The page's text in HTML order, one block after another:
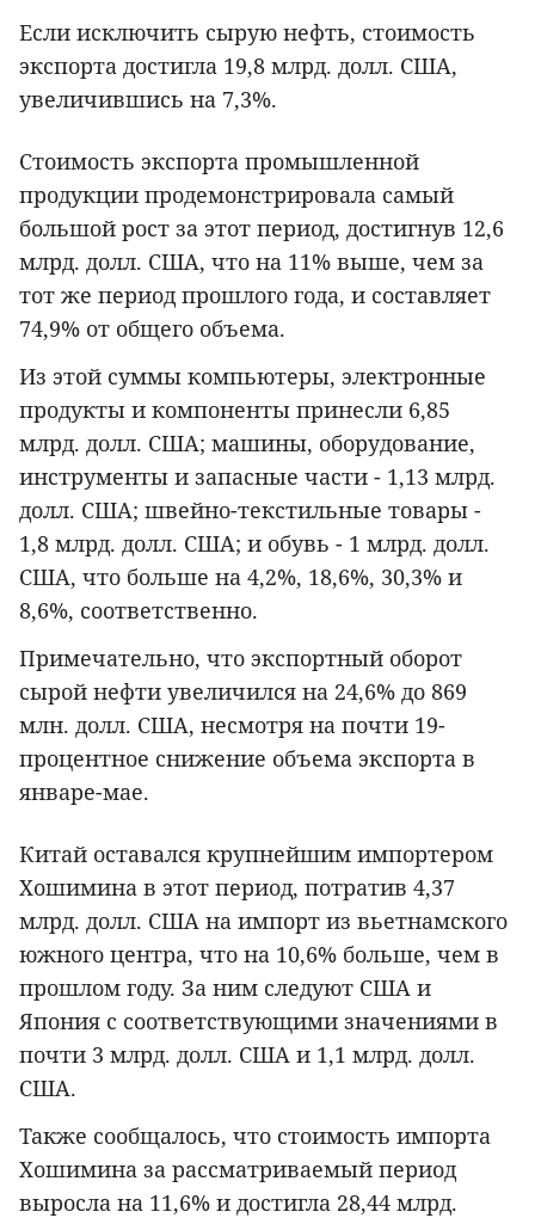
Если исключить сырую нефть, стоимость
экспорта достигла 19,8 млрд. долл. США,
увеличившись на 7,3%.
Стоимость экспорта промышленной
продукции продемонстрировала самый
большой рост за этот период, достигнув 12,6
млрд. долл. США, что на 11% выше, чем за
тот же период прошлого года, и составляет
74,9% от общего объема.
Из этой суммы компьютеры, электронные
продукты и компоненты принесли 6,85
млрд. долл. США; машины, оборудование,
инструменты и запасные части - 1,13 млрд.
долл. США; швейно-текстильные товары -
1,8 млрд. долл. США; и обувь - 1 млрд. долл.
США, что больше на 4,2%, 18,6%, 30,3% и
8,6%, соответственно.
Примечательно, что экспортный оборот
сырой нефти увеличился на 24,6% до 869
млн. долл. США, несмотря на почти 19-
процентное снижение объема экспорта в
январе-мае.
Китай оставался крупнейшим импортером
Хошимина в этот период, потратив 4,37
млрд. долл. США на импорт из вьетнамского
южного центра, что на 10,6% больше, чем в
прошлом году. За ним следуют США и
Япония с соответствующими значениями в
почти 3 млрд. долл. США и 1,1 млрд. долл.
США.
Также сообщалось, что стоимость импорта
Хошимина за рассматриваемый период
выросла на 11,6% и достигла 28,44 млрд.